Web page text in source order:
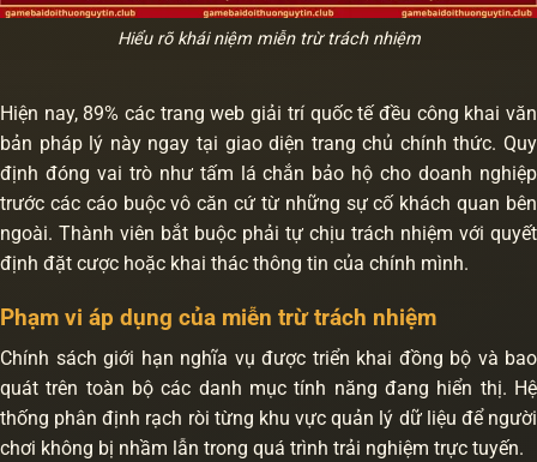
Hiểu rõ khái niệm miễn trừ trách nhiệm
Hiện nay, 89% các trang web giải trí quốc tế đều công khai văn
bản pháp lý này ngay tại giao diện trang chủ chính thức. Quy
định đóng vai trò như tấm lá chắn bảo hộ cho doanh nghiệp
trước các cáo buộc vô căn cứ từ những sự cố khách quan bên
ngoài. Thành viên bắt buộc phải tự chịu trách nhiệm với quyết
định đặt cược hoặc khai thác thông tin của chính mình.
Phạm vi áp dụng của miễn trừ trách nhiệm
Chính sách giới hạn nghĩa vụ được triển khai đồng bộ và bao
quát trên toàn bộ các danh mục tính năng đang hiển thị. Hệ
thống phân định rạch ròi từng khu vực quản lý dữ liệu để người
chơi không bị nhầm lẫn trong quá trình trải nghiệm trực tuyến.